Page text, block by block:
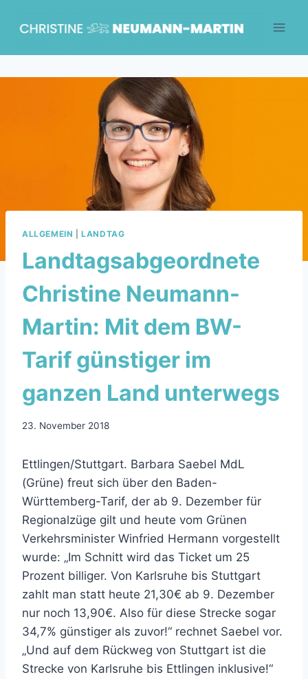
ALLGEMEIN |LANDTAG
Landtagsabgeordnete
Christine Neumann-
Martin: Mit dem BW-
Tarif günstiger im
ganzen Land unterwegs
23. November 2018
Ettlingen/Stuttgart. Barbara Saebel MdL
(Grüne) freut sich über den Baden-
Württemberg-Tarif, der ab 9. Dezember für
Regionalzüge gilt und heute vom Grünen
Verkehrsminister Winfried Hermann vorgestellt
wurde: „Im Schnitt wird das Ticket um 25
Prozent billiger. Von Karlsruhe bis Stuttgart
zahlt man statt heute 21,30€ ab 9. Dezember
nur noch 13,90€. Also für diese Strecke sogar
34,7% günstiger als zuvor!“ rechnet Saebel vor.
„Und auf dem Rückweg von Stuttgart ist die
Strecke von Karlsruhe bis Ettlingen inklusive!“